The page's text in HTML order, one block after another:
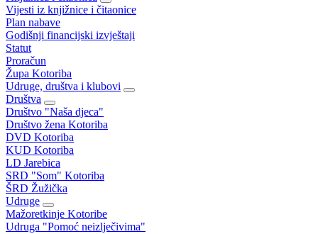
Vijesti iz knjižnice i čitaonice
Plan nabave
Godišnji financijski izvještaji
Statut
Proračun
Župa Kotoriba
Udruge, društva i klubovi
Društva
Društvo "Naša djeca"
Društvo žena Kotoriba
DVD Kotoriba
KUD Kotoriba
LD Jarebica
SRD "Som" Kotoriba
ŠRD Žužička
Udruge
Mažoretkinje Kotoribe
Udruga "Pomoć neizlječivima"